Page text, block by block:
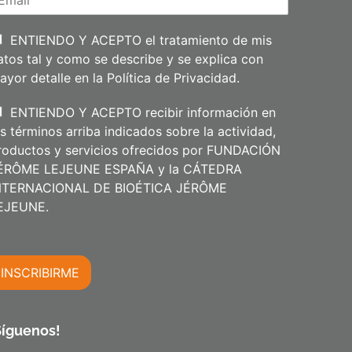
l
i
o
s
ENTIENDO Y ACEPTO el tratamiento de mis
tal y como se describe y se explica con
detalle en la Política de Privacidad.
ENTIENDO Y ACEPTO recibir información en
términos arriba indicados sobre la actividad,
y servicios ofrecidos por FUNDACIÓN
LEJEUNE ESPAÑA y la CÁTEDRA
DE BIOÉTICA JÉRÔME
INSCRIBIRME